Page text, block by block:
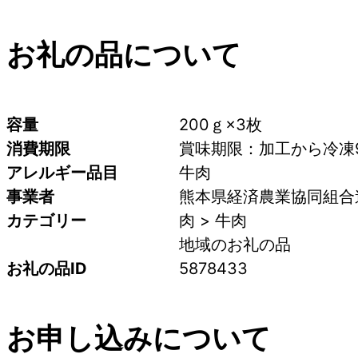
お礼の品について
容量
200ｇ×3枚
消費期限
賞味期限：加工から冷
アレルギー品目
牛肉
事業者
熊本県経済農業協同組
カテゴリー
肉 > 牛肉
地域のお礼の品
お礼の品ID
5878433
お申し込みについて